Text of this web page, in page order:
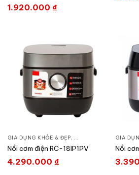
1.920.000 ₫
GIA DỤNG KHỎE & ĐẸP, NỒI - ẤM - CA - BÌNH,
Nồi cơm điện RC-18IP1PV
4.290.000 ₫
GIA
Nồi